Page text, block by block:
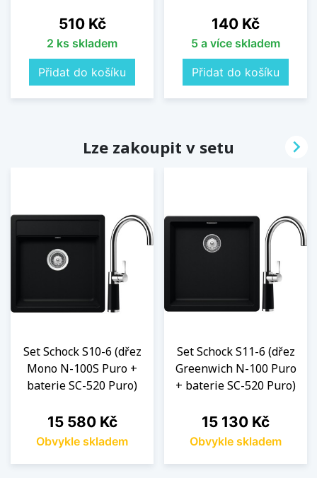
Cena
510 Kč
2 ks skladem
Přidat do košíku
Cena
140 Kč
5 a více skladem
Přidat do košíku
Lze zakoupit v setu
Set Schock S10-6 (dřez
Mono N-100S Puro +
baterie SC-520 Puro)
Cena
15 580 Kč
Obvykle skladem
Set Schock S11-6 (dřez
Greenwich N-100 Puro
+ baterie SC-520 Puro)
Cena
15 130 Kč
Obvykle skladem
